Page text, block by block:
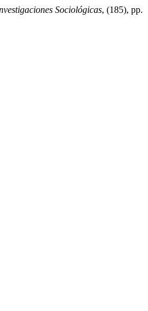
Sociológicas, (185), pp.